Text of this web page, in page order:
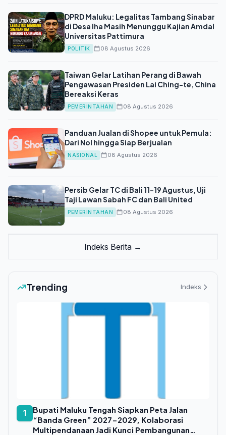
DPRD Maluku: Legalitas Tambang Sinabar
di Desa Iha Masih Menunggu Kajian Amdal
Universitas Pattimura
POLITIK 08 Agustus 2026
Taiwan Gelar Latihan Perang di Bawah
Pengawasan Presiden Lai Ching-te, China
Bereaksi Keras
PEMERINTAHAN 08 Agustus 2026
Panduan Jualan di Shopee untuk Pemula:
Dari Nol hingga Siap Berjualan
NASIONAL 08 Agustus 2026
Persib Gelar TC di Bali 11-19 Agustus, Uji
Taji Lawan Sabah FC dan Bali United
PEMERINTAHAN 08 Agustus 2026
Indeks Berita →
Trending Indeks
1
Bupati Maluku Tengah Siapkan Peta Jalan
“Banda Green” 2027-2029, Kolaborasi
Multipendanaan Jadi Kunci Pembangunan